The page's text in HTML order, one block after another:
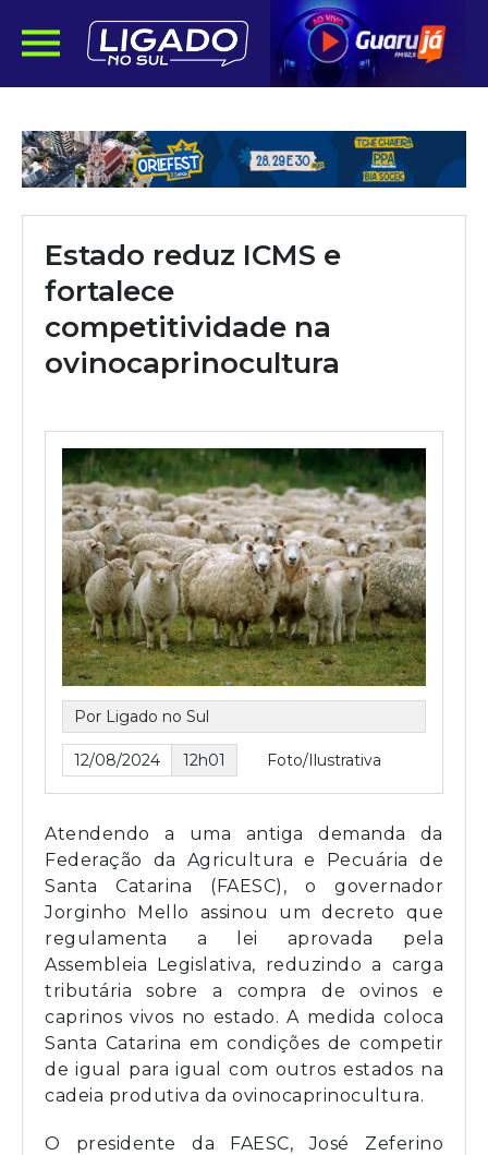
Estado reduz ICMS e
fortalece
competitividade na
ovinocaprinocultura
Por Ligado no Sul
12/08/2024 12h01 Foto/Ilustrativa
Atendendo a uma antiga demanda da
Federação da Agricultura e Pecuária de
Santa Catarina (FAESC), o governador
Jorginho Mello assinou um decreto que
regulamenta a lei aprovada pela
Assembleia Legislativa, reduzindo a carga
tributária sobre a compra de ovinos e
caprinos vivos no estado. A medida coloca
Santa Catarina em condições de competir
de igual para igual com outros estados na
cadeia produtiva da ovinocaprinocultura.
O presidente da FAESC, José Zeferino